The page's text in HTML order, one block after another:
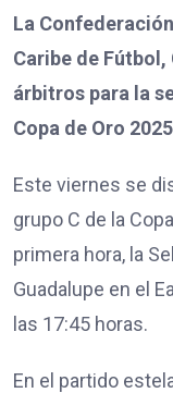
La
Caribe de
árbitros para la
Copa de Oro
Este viernes se
grupo C de la
primera hora, la
Guadalupe en el
las 17:45 horas.
En el partido